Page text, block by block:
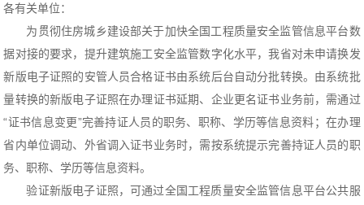
各有关单位：
为贯彻住房城乡建设部关于加快全国工程质量安全监管信息平台数
据对接的要求，提升建筑施工安全监管数字化水平，我省对未申请换发
新版电子证照的安管人员合格证书由系统后台自动分批转换。由系统批
量转换的新版电子证照在办理证书延期、企业更名证书业务前，需通过
“证书信息变更”完善持证人员的职务、职称、学历等信息资料；在办理
省内单位调动、外省调入证书业务时，需按系统提示完善持证人员的职
务、职称、学历等信息资料。
验证新版电子证照，可通过全国工程质量安全监管信息平台公共服